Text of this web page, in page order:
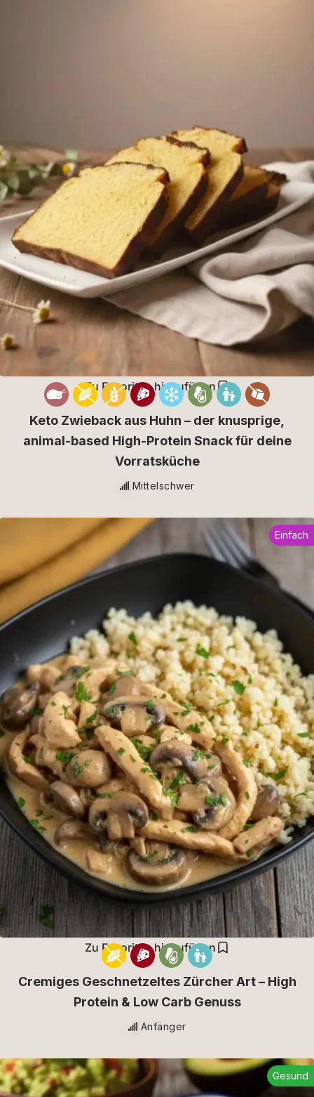
Zu Favoriten hinzufügen
Keto Zwieback aus Huhn – der knusprige,
animal-based High-Protein Snack für deine
Vorratsküche
Mittelschwer
Zu Favoriten hinzufügen
Einfach
Cremiges Geschnetzeltes Zürcher Art – High
Protein & Low Carb Genuss
Anfänger
Gesund